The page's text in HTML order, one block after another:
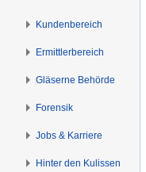
Kundenbereich
Ermittlerbereich
Gläserne Behörde
Forensik
Jobs & Karriere
Hinter den Kulissen